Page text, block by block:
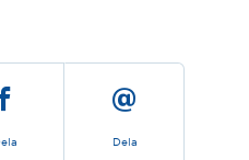
Dela